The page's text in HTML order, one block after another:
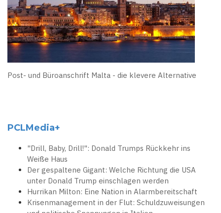
Post- und Büroanschrift Malta - die klevere Alternative
PCLMedia+
"Drill, Baby, Drill!": Donald Trumps Rückkehr ins
Weiße Haus
Der gespaltene Gigant: Welche Richtung die USA
unter Donald Trump einschlagen werden
Hurrikan Milton: Eine Nation in Alarmbereitschaft
Krisenmanagement in der Flut: Schuldzuweisungen